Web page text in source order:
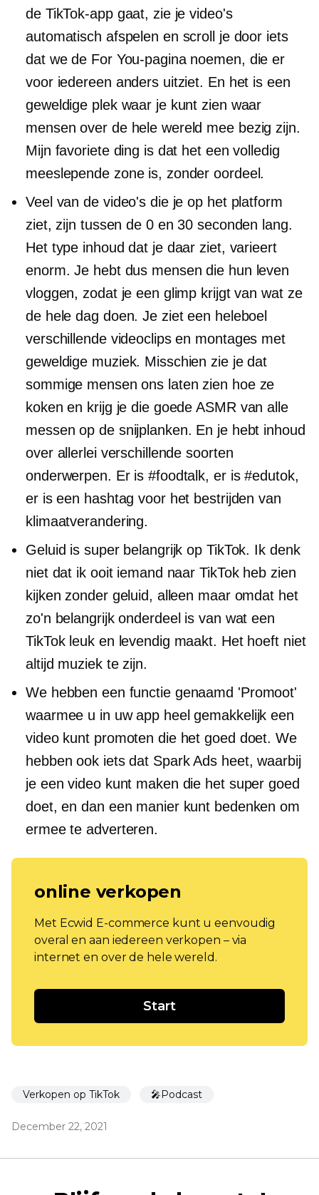
de TikTok-app gaat, zie je video's
automatisch afspelen en scroll je door iets
dat we de For You-pagina noemen, die er
voor iedereen anders uitziet. En het is een
geweldige plek waar je kunt zien waar
mensen over de hele wereld mee bezig zijn.
Mijn favoriete ding is dat het een volledig
meeslepende zone is, zonder oordeel.
Veel van de video's die je op het platform
ziet, zijn tussen de 0 en 30 seconden lang.
Het type inhoud dat je daar ziet, varieert
enorm. Je hebt dus mensen die hun leven
vloggen, zodat je een glimp krijgt van wat ze
de hele dag doen. Je ziet een heleboel
verschillende videoclips en montages met
geweldige muziek. Misschien zie je dat
sommige mensen ons laten zien hoe ze
koken en krijg je die goede ASMR van alle
messen op de snijplanken. En je hebt inhoud
over allerlei verschillende soorten
onderwerpen. Er is #foodtalk, er is #edutok,
er is een hashtag voor het bestrijden van
klimaatverandering.
Geluid is super belangrijk op TikTok. Ik denk
niet dat ik ooit iemand naar TikTok heb zien
kijken zonder geluid, alleen maar omdat het
zo'n belangrijk onderdeel is van wat een
TikTok leuk en levendig maakt. Het hoeft niet
altijd muziek te zijn.
We hebben een functie genaamd 'Promoot'
waarmee u in uw app heel gemakkelijk een
video kunt promoten die het goed doet. We
hebben ook iets dat Spark Ads heet, waarbij
je een video kunt maken die het super goed
doet, en dan een manier kunt bedenken om
ermee te adverteren.
online verkopen
Met Ecwid E-commerce kunt u eenvoudig
overal en aan iedereen verkopen – via
internet en over de hele wereld.
Start
Verkopen op TikTok 🎤Podcast
December 22, 2021